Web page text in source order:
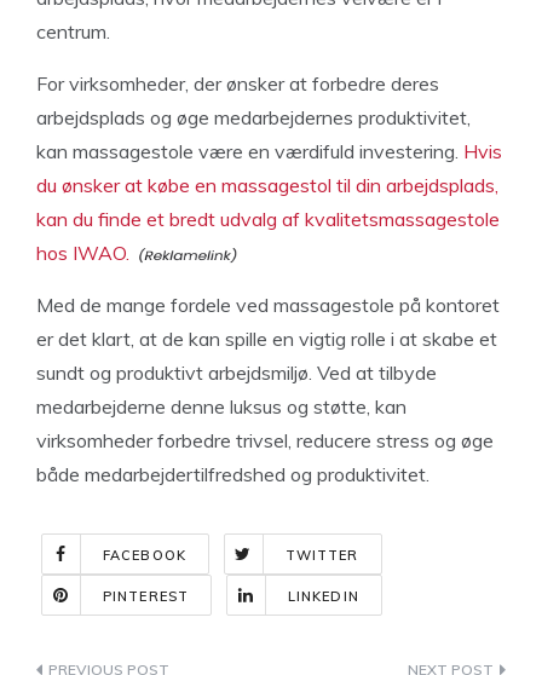
centrum.
For virksomheder, der ønsker at forbedre deres
arbejdsplads og øge medarbejdernes produktivitet,
kan massagestole være en værdifuld investering. Hvis
du ønsker at købe en massagestol til din arbejdsplads,
kan du finde et bredt udvalg af kvalitetsmassagestole
hos IWAO.
Med de mange fordele ved massagestole på kontoret
er det klart, at de kan spille en vigtig rolle i at skabe et
sundt og produktivt arbejdsmiljø. Ved at tilbyde
medarbejderne denne luksus og støtte, kan
virksomheder forbedre trivsel, reducere stress og øge
både medarbejdertilfredshed og produktivitet.
FACEBOOK TWITTER
PINTEREST LINKEDIN